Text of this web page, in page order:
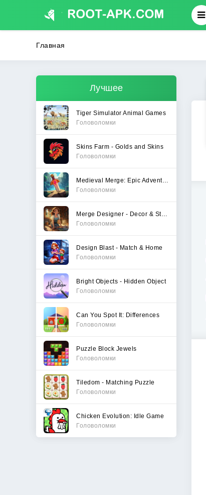
Главная
Лучшее
Tiger Simulator Animal Games
Головоломки
Skins Farm - Golds and Skins
Головоломки
Medieval Merge: Epic Adventure
Головоломки
Merge Designer - Decor & Story
Головоломки
Design Blast - Match & Home
Головоломки
Bright Objects - Hidden Object
Головоломки
Can You Spot It: Differences
Головоломки
Puzzle Block Jewels
Головоломки
Tiledom - Matching Puzzle
Головоломки
Chicken Evolution: Idle Game
Головоломки